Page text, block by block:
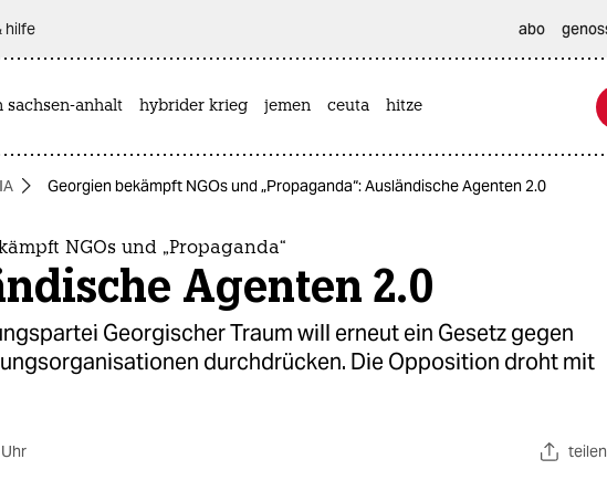
hilfe abo
sachsen-anhalt hybrider krieg jemen ceuta hitze
Georgien bekämpft NGOs und „Propaganda“: Ausländische Agenten 2.0
NGOs und „Propaganda“
Agenten 2.0
Georgischer Traum will erneut ein Gesetz gegen
durchdrücken. Die Opposition droht mit
teilen